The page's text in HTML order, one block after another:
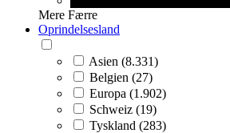
Mere Færre
Oprindelsesland
Asien (8.331)
Belgien (27)
Europa (1.902)
Schweiz (19)
Tyskland (283)